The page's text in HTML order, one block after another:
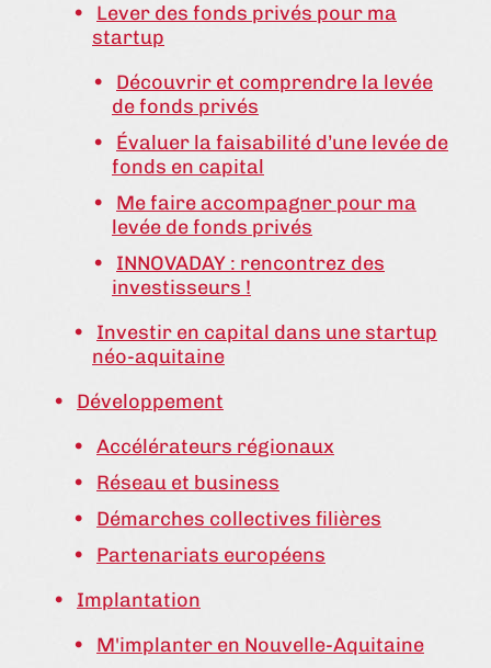
Lever des fonds privés pour ma
startup
Découvrir et comprendre la levée
de fonds privés
Évaluer la faisabilité d’une levée de
fonds en capital
Me faire accompagner pour ma
levée de fonds privés
INNOVADAY : rencontrez des
investisseurs !
Investir en capital dans une startup
néo-aquitaine
Développement
Accélérateurs régionaux
Réseau et business
Démarches collectives filières
Partenariats européens
Implantation
M'implanter en Nouvelle-Aquitaine